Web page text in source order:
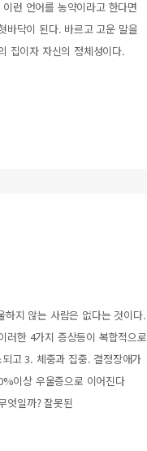
런 언어를 농약이라고 한다면
바닥이 된다. 바르고 고운 말을
집이자 자신의 정체성이다.
하지 않는 사람은 없다는 것이다.
러한 4가지 증상등이 복합적으로
고 3. 체중과 집중. 결정장애가
이상 우울증으로 이어진다
엇일까? 잘못된